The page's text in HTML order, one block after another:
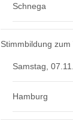
Schnega
Stimmbildung zum
Samstag,
Hamburg